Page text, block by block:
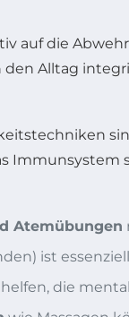
auf die
Alltag
Atemübungen
ist
helfen, die